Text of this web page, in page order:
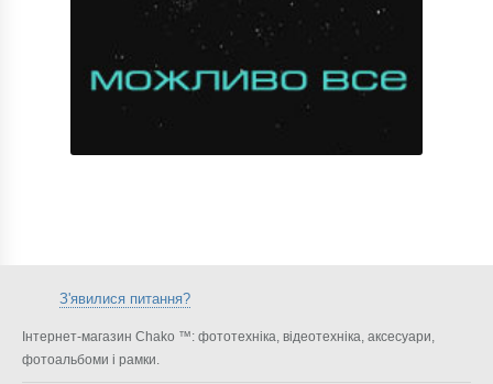
З'явилися питання?
Інтернет-магазин Chako ™: фототехніка, відеотехніка, аксесуари,
фотоальбоми і рамки.